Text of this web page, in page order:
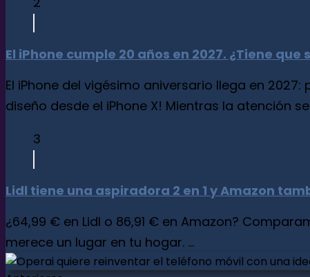
El iPhone cumple 20 años en 2027. ¿Tiene que
El iPhone del vigésimo aniversario llega en
diseño desde el iPhone X! Mientras la atención
3
Lidl tiene una aspiradora 2 en 1 y Amazon
¿64,99 € en Lidl o 86,91 € en Amazon?
merece un lugar en tu hogar. ...